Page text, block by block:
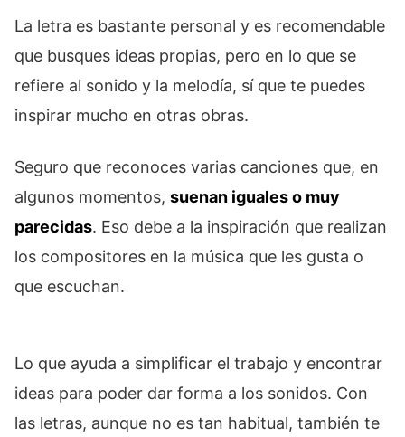
La letra es bastante personal y es recomendable
que busques ideas propias, pero en lo que se
refiere al sonido y la melodía, sí que te puedes
inspirar mucho en otras obras.
Seguro que reconoces varias canciones que, en
algunos momentos, suenan iguales o muy
parecidas. Eso debe a la inspiración que realizan
los compositores en la música que les gusta o
que escuchan.
Lo que ayuda a simplificar el trabajo y encontrar
ideas para poder dar forma a los sonidos. Con
las letras, aunque no es tan habitual, también te